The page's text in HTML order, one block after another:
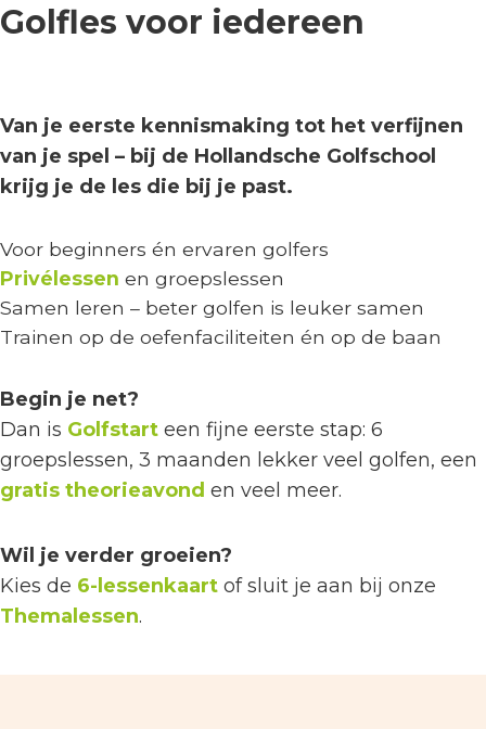
Golfles voor iedereen
Van je eerste kennismaking tot het verfijnen
van je spel – bij de Hollandsche Golfschool
krijg je de les die bij je past.
Voor beginners én ervaren golfers
Privélessen en groepslessen
Samen leren – beter golfen is leuker samen
Trainen op de oefenfaciliteiten én op de baan
Begin je net?
Dan is Golfstart een fijne eerste stap: 6
groepslessen, 3 maanden lekker veel golfen, een
gratis theorieavond en veel meer.
Wil je verder groeien?
Kies de 6-lessenkaart of sluit je aan bij onze
Themalessen.